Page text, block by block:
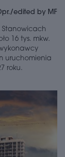
edited by MF
Stanowicach
16 tys. mkw.
uruchomienia
roku.